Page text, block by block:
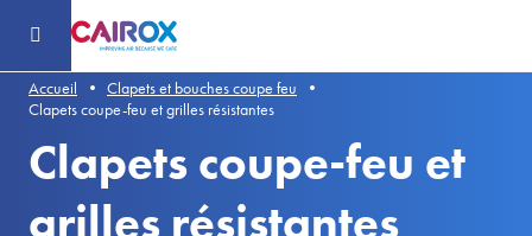
contenu
principalAccueil
Clapets et bouches coupe feu
Clapets coupe-feu et grilles résistantes
Clapets coupe-feu et
grilles résistantes